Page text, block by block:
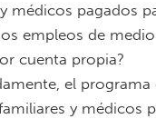
médicos pagados
empleos de
cuenta propia?
el programa
y médicos